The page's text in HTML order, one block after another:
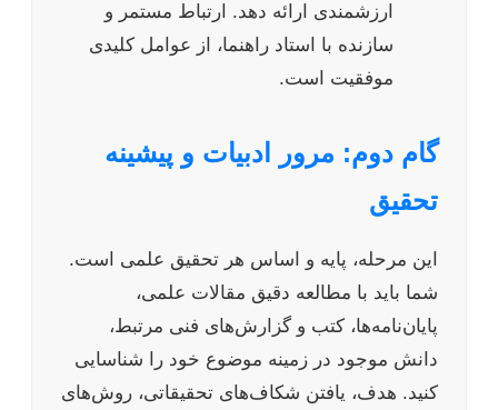
ارزشمندی ارائه دهد. ارتباط مستمر و
سازنده با استاد راهنما، از عوامل کلیدی
موفقیت است.
گام دوم: مرور ادبیات و پیشینه
تحقیق
این مرحله، پایه و اساس هر تحقیق علمی است.
شما باید با مطالعه دقیق مقالات علمی،
پایان‌نامه‌ها، کتب و گزارش‌های فنی مرتبط،
دانش موجود در زمینه موضوع خود را شناسایی
کنید. هدف، یافتن شکاف‌های تحقیقاتی، روش‌های